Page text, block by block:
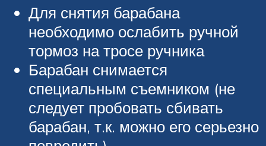
Для снятия барабана
необходимо ослабить ручной
тормоз на тросе ручника
Барабан снимается
специальным съемником (не
следует пробовать сбивать
барабан, т.к. можно его серьезно